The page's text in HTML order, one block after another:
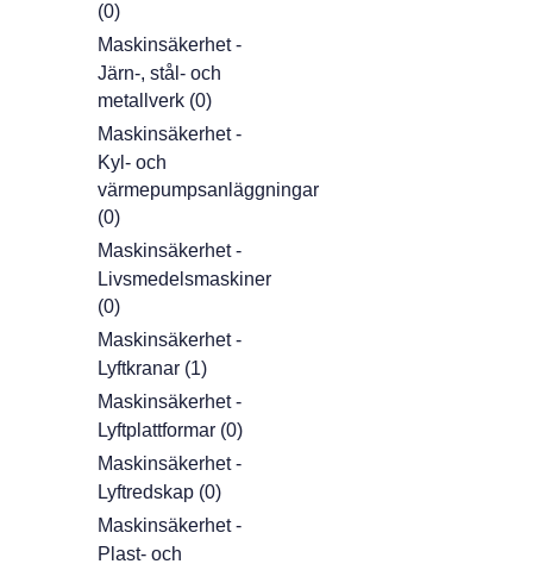
(0)
Maskinsäkerhet -
Järn-, stål- och
metallverk (0)
Maskinsäkerhet -
Kyl- och
värmepumpsanläggningar
(0)
Maskinsäkerhet -
Livsmedelsmaskiner
(0)
Maskinsäkerhet -
Lyftkranar (1)
Maskinsäkerhet -
Lyftplattformar (0)
Maskinsäkerhet -
Lyftredskap (0)
Maskinsäkerhet -
Plast- och